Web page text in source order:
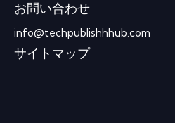
お問い合わせ
info@techpublishhhub.com
サイトマップ